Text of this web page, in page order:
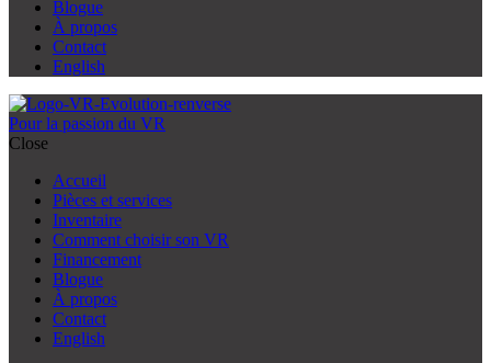
Blogue
À propos
Contact
English
Pour la passion du VR
Close
Accueil
Pièces et services
Inventaire
Comment choisir son VR
Financement
Blogue
À propos
Contact
English